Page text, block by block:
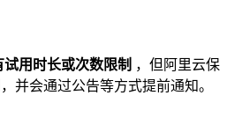
试用时长或次数限制 ，但阿里云保
并会通过公告等方式提前通知。